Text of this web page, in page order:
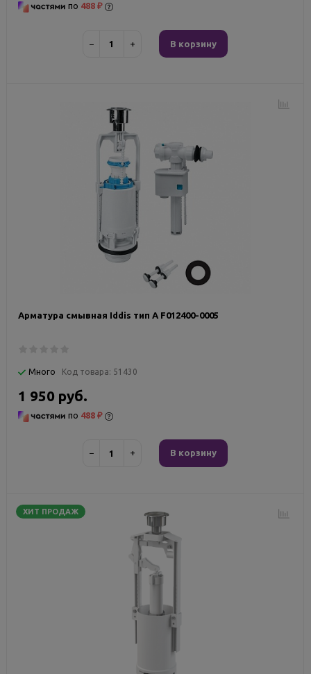
по 488 ₽
− + В корзину
Арматура смывная Iddis тип А F012400-0005
Много Код товара: 51430
1 950 руб.
по 488 ₽
− + В корзину
ХИТ ПРОДАЖ